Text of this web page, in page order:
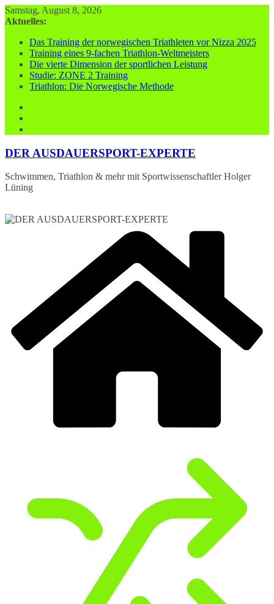
Zum
Inhalt
Samstag, August 8, 2026
Aktuelles:
Das Training der norwegischen Triathleten vor Nizza 2025
Training eines 9-fachen Triathlon-Weltmeisters
Die vierte Dimension der sportlichen Leistung
Studie: ZONE 2 Training
Triathlon: Die Norwegische Methode
DER AUSDAUERSPORT-EXPERTE
Schwimmen, Triathlon & mehr mit Sportwissenschaftler Holger
Lüning